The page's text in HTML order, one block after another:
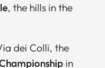
, the hills in the
dei Colli, the
in